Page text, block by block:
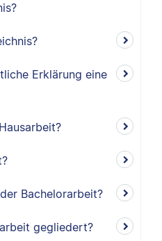
Erklärung eine
Bachelorarbeit?
gegliedert?